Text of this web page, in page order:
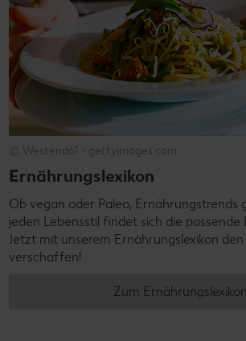
© Westend61 - gettyimages.com
Ernährungslexikon
Ob vegan oder Paleo, Ernährungstrends
jeden Lebensstil findet sich die
Jetzt mit unserem Ernährungslexikon
verschaffen!
Zum Ernährungslexikon